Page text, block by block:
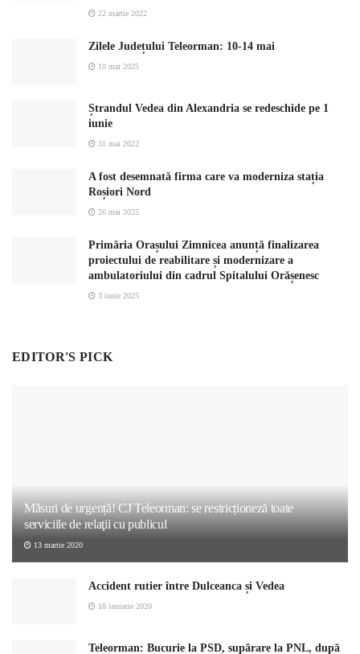
22 martie 2022
Zilele Județului Teleorman: 10-14 mai
10 mai 2025
Ștrandul Vedea din Alexandria se redeschide pe 1
iunie
31 mai 2022
A fost desemnată firma care va moderniza stația
Roșiori Nord
26 mai 2025
Primăria Orașului Zimnicea anunță finalizarea
proiectului de reabilitare și modernizare a
ambulatoriului din cadrul Spitalului Orășenesc
3 iunie 2025
EDITOR'S PICK
Măsuri de urgență! CJ Teleorman: se restricționeză toate
serviciile de relaţii cu publicul
13 martie 2020
Accident rutier între Dulceanca și Vedea
18 ianuarie 2020
Teleorman: Bucurie la PSD, supărare la PNL, după